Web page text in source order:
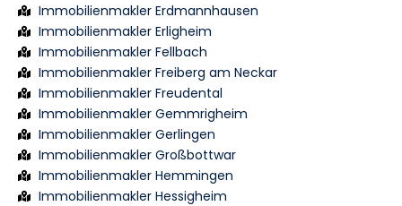
Immobilienmakler Erdmannhausen
Immobilienmakler Erligheim
Immobilienmakler Fellbach
Immobilienmakler Freiberg am Neckar
Immobilienmakler Freudental
Immobilienmakler Gemmrigheim
Immobilienmakler Gerlingen
Immobilienmakler Großbottwar
Immobilienmakler Hemmingen
Immobilienmakler Hessigheim